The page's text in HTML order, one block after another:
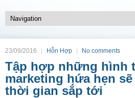
23/09/2016 Hỗn Hợp No comments
Tập hợp những hình
marketing hứa hẹn
thời gian sắp tới